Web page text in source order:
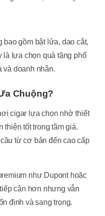
gồm bật lửa, dao cắt,
là lựa chọn quà tặng phổ
và doanh nhân.
Chuộng?
cigar lựa chọn nhờ thiết
thiện tốt trong tầm giá.
từ cơ bản đến cao cấp
như Dupont hoặc
cận hơn nhưng vẫn
định và sang trọng.